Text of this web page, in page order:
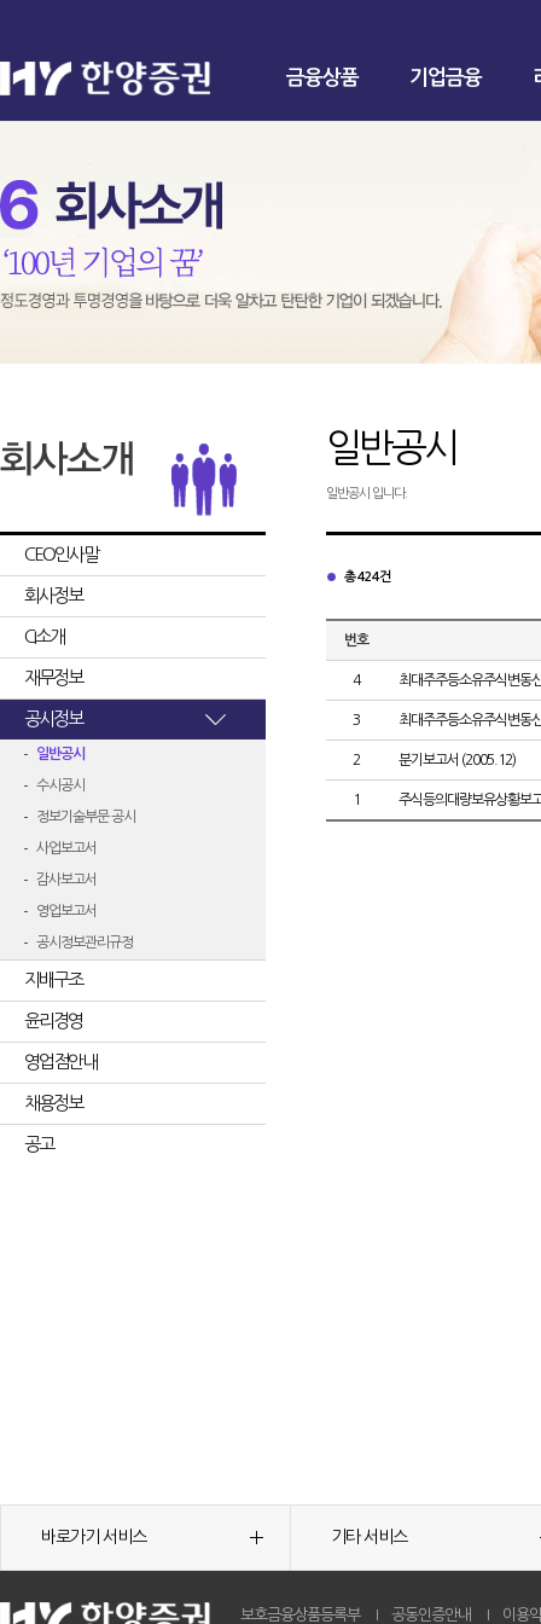
금융상품 기업금융
CEO인사말
회사정보
CI소개
재무정보
공시정보
일반공시
수시공시
정보기술부문 공시
사업보고서
감사보고서
영업보고서
공시정보관리규정
지배구조
윤리경영
영업점안내
채용정보
공고
일반공시
일반공시 입니다.
총 424건
번호
4 최대주주등소유주식변동
3 최대주주등소유주식변동
2 분기보고서 (2005.12)
1 주식등의대량보유상황보
바로가기 서비스 기타 서비스
보호금융상품등록부 공동인증안내 이용